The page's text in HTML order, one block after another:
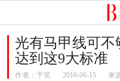
光有马甲线可
达到这9大标准
作者： 于笑 2016-06-15 来